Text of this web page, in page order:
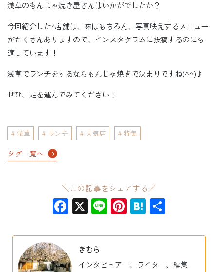
浅草のもんじゃ焼き屋さんはいかがでしたか？
今回紹介した4店舗は、味はもちろん、写真映えするメニュー
がたくさんありますので、インスタグラムに投稿するのにも
適しています！
浅草でランチをするならもんじゃ焼きで決まりですね(^^)♪
ぜひ、足を運んでみてください！
浅草 ランチ 人気店 特集
タグ一覧へ
＼この記事をシェアする／
Facebook
X LinePinterest
Hatena
きむら
インタビュアー、ライター、編集